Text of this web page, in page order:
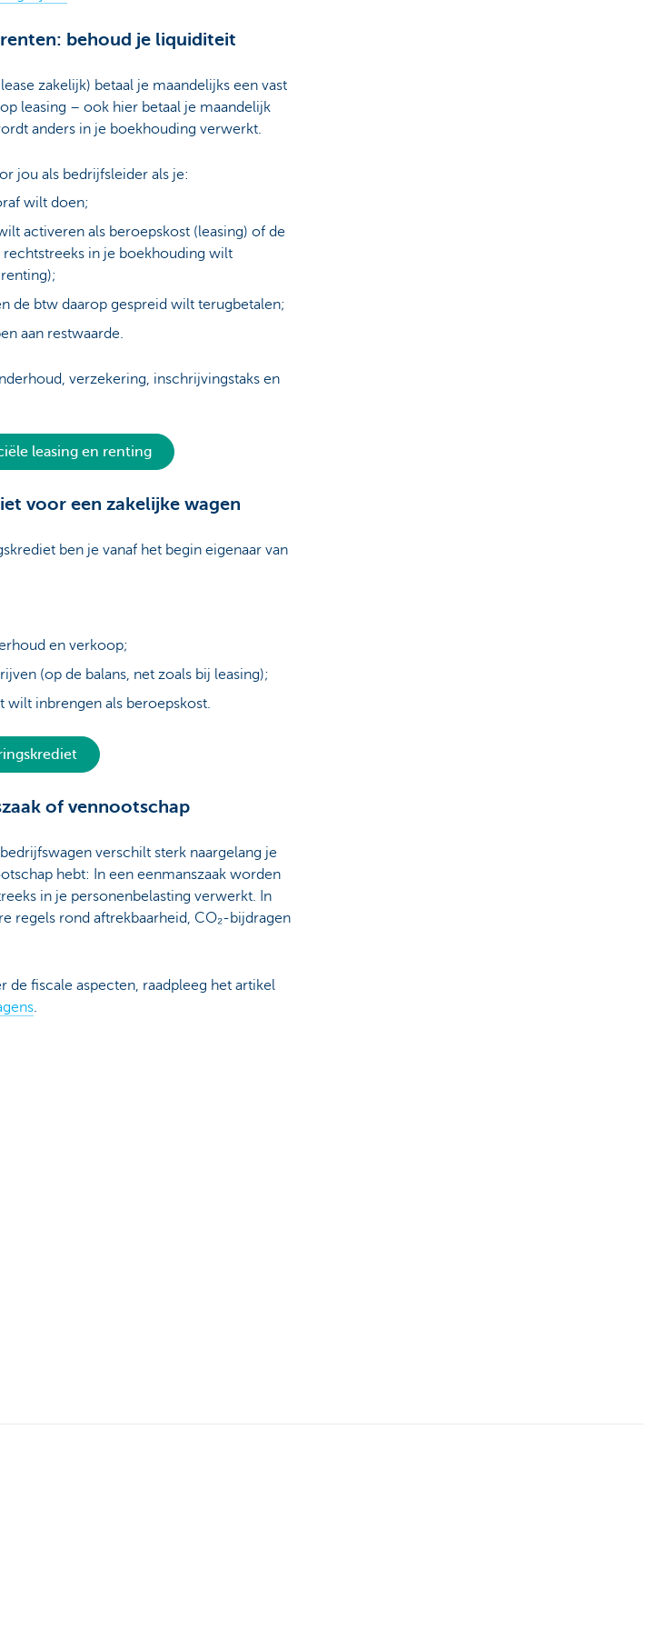
behoud je liquiditeit
zakelijk) betaal je maandelijks een vast
leasing – ook hier betaal je maandelijk
anders in je boekhouding verwerkt.
jou als bedrijfsleider als je:
wilt doen;
activeren als beroepskost (leasing) of de
in je boekhouding wilt
de btw daarop gespreid wilt terugbetalen;
aan restwaarde.
verzekering, inschrijvingstaks en
leasing en renting
voor een zakelijke wagen
ben je vanaf het begin eigenaar van
en verkoop;
(op de balans, net zoals bij leasing);
wilt inbrengen als beroepskost.
of vennootschap
verschilt sterk naargelang je
hebt: In een eenmanszaak worden
in je personenbelasting verwerkt. In
regels rond aftrekbaarheid, CO₂-bijdragen
de fiscale aspecten, raadpleeg het artikel
.